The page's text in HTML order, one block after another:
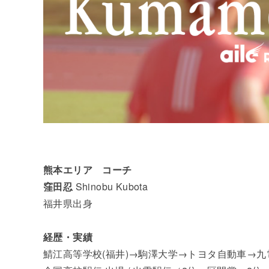
熊本エリア コーチ
窪田忍 Shinobu Kubota
福井県出身
経歴・実績
鯖江高等学校(福井)→駒澤大学→トヨタ自動車→九